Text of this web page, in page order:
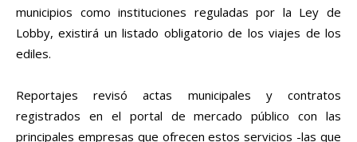
municipios como instituciones reguladas por la Ley de
Lobby, existirá un listado obligatorio de los viajes de los
ediles.
Reportajes revisó actas municipales y contratos
registrados en el portal de mercado público con las
principales empresas que ofrecen estos servicios -las que